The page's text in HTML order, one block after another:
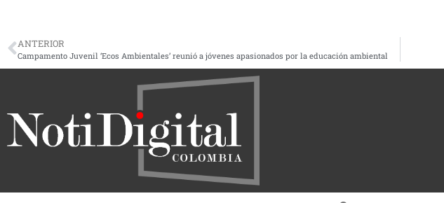
ANTERIOR
Campamento Juvenil ‘Ecos Ambientales’ reunió a jóvenes apasionados por la educación ambiental